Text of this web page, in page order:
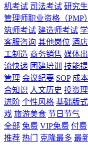
机考试 司法考试 研究
管理师职业资格（PMP）
筑师考试 建造师考试
客服咨询 其他岗位 酒
工制造 商务销售 媒体
流快递 团建培训 技能
管理 会议纪要 SOP 成
合知识 人文历史 投资
进阶 个性风格 基础版式
戏 旅游美食 节日节气
全部 免费 VIP免费 付费
推荐 热门 克隆最多 最